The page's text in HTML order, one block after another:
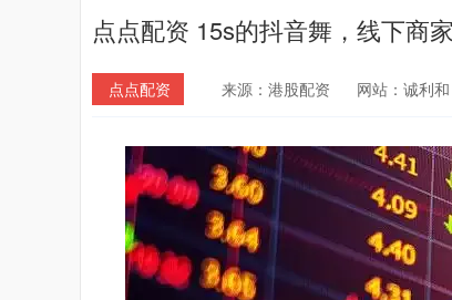
点点配资 15s的抖音舞，线下商
点点配资 来源：港股配资 网站：诚利和